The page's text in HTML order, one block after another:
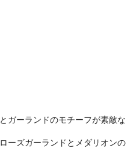
ガーランドのモチーフが素敵な
ーズガーランドとメダリオンの